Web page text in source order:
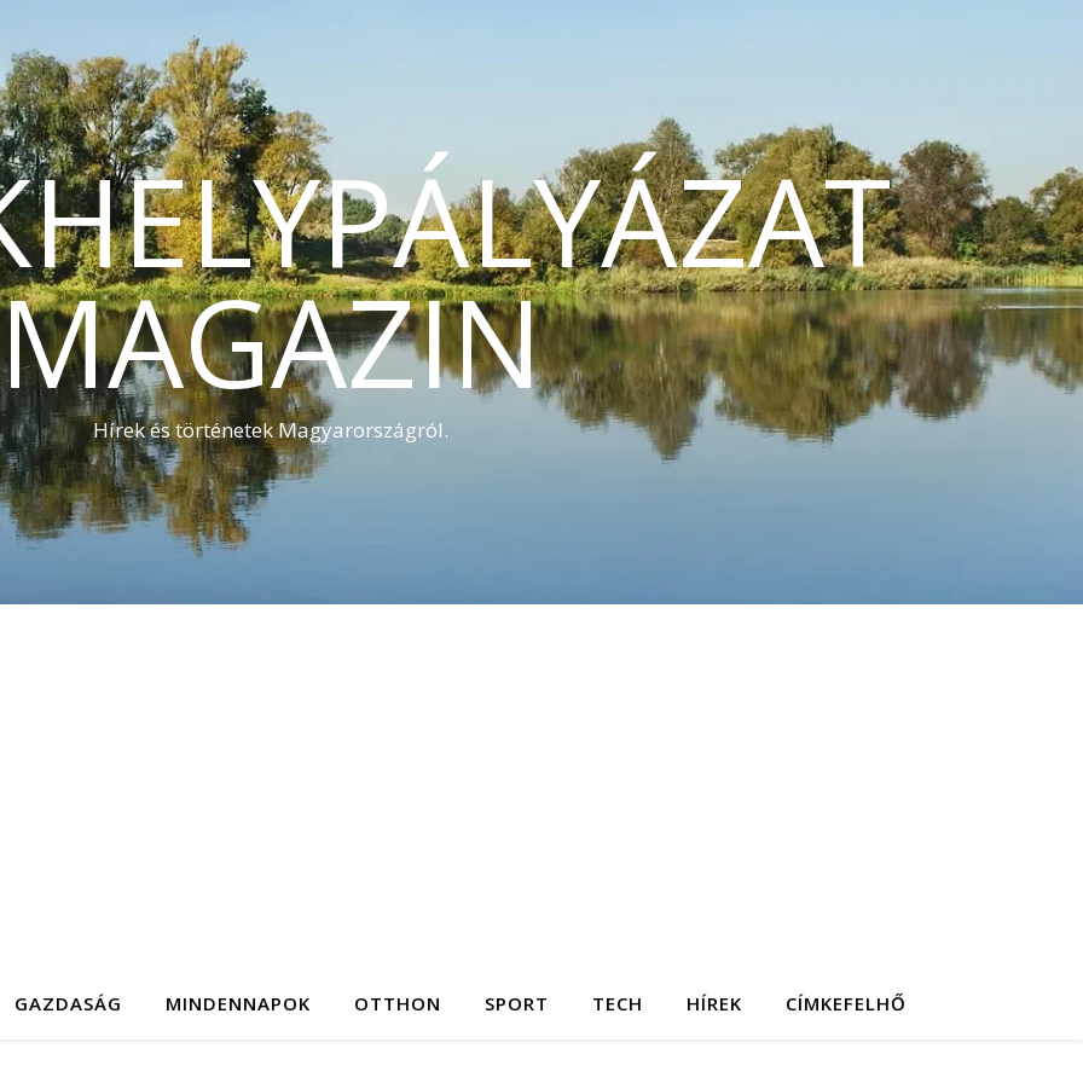
MAGAZIN
Hírek és történetek Magyarországról.
GAZDASÁG MINDENNAPOK OTTHON SPORT TECH HÍREK CÍMKEFELHŐ